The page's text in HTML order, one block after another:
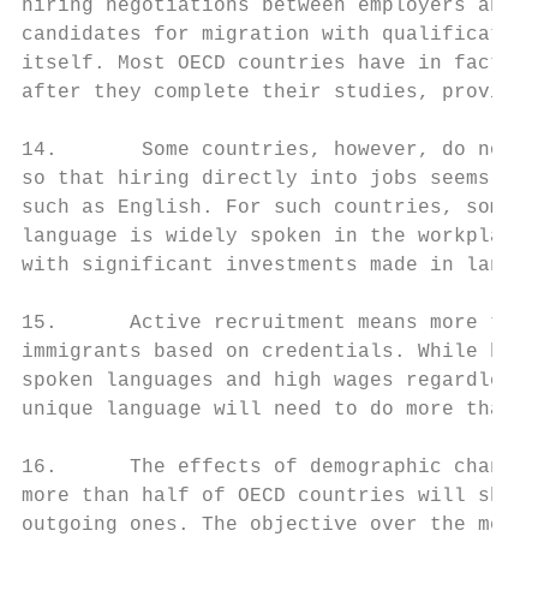
hiring negotiations between employers
candidates for migration with
itself. Most OECD countries have in fact
after they complete their studies,
14.       Some countries, however, do not
so that hiring directly into jobs seems
such as English. For such countries,
language is widely spoken in the
with significant investments made in
15.      Active recruitment means more
immigrants based on credentials. While
spoken languages and high wages
unique language will need to do more
16.      The effects of demographic
more than half of OECD countries will
outgoing ones. The objective over the